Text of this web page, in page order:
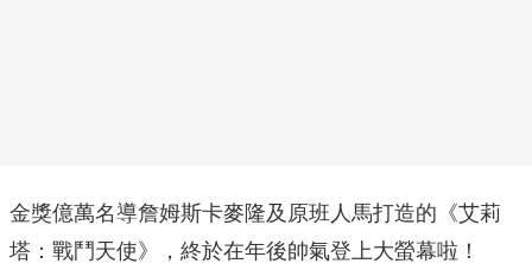
金獎億萬名導詹姆斯卡麥隆及原班人馬打造的《艾莉
塔：戰鬥天使》，終於在年後帥氣登上大螢幕啦！